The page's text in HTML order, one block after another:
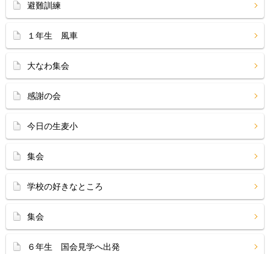
避難訓練
１年生 風車
大なわ集会
感謝の会
今日の生麦小
集会
学校の好きなところ
集会
６年生 国会見学へ出発